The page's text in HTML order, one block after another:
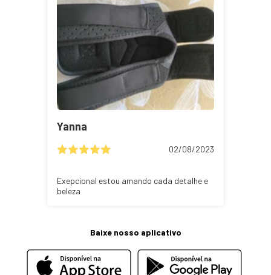
Yanna
02/08/2023
Exepcional estou amando cada detalhe e
beleza
Baixe nosso aplicativo